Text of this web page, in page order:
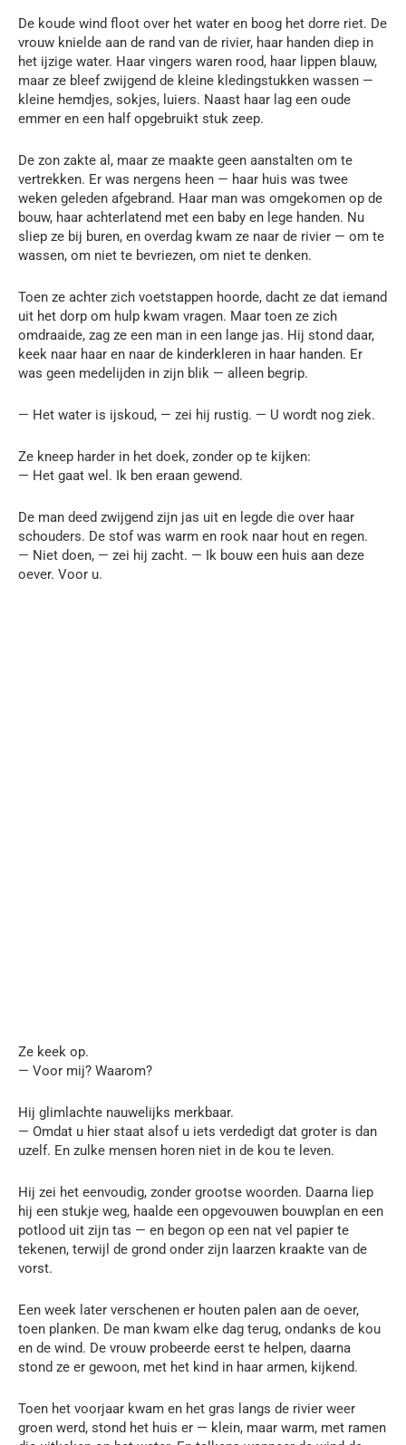
De koude wind floot over het water en boog het dorre riet. De
vrouw knielde aan de rand van de rivier, haar handen diep in
het ijzige water. Haar vingers waren rood, haar lippen blauw,
maar ze bleef zwijgend de kleine kledingstukken wassen —
kleine hemdjes, sokjes, luiers. Naast haar lag een oude
emmer en een half opgebruikt stuk zeep.
De zon zakte al, maar ze maakte geen aanstalten om te
vertrekken. Er was nergens heen — haar huis was twee
weken geleden afgebrand. Haar man was omgekomen op de
bouw, haar achterlatend met een baby en lege handen. Nu
sliep ze bij buren, en overdag kwam ze naar de rivier — om te
wassen, om niet te bevriezen, om niet te denken.
Toen ze achter zich voetstappen hoorde, dacht ze dat iemand
uit het dorp om hulp kwam vragen. Maar toen ze zich
omdraaide, zag ze een man in een lange jas. Hij stond daar,
keek naar haar en naar de kinderkleren in haar handen. Er
was geen medelijden in zijn blik — alleen begrip.
— Het water is ijskoud, — zei hij rustig. — U wordt nog ziek.
Ze kneep harder in het doek, zonder op te kijken:
— Het gaat wel. Ik ben eraan gewend.
De man deed zwijgend zijn jas uit en legde die over haar
schouders. De stof was warm en rook naar hout en regen.
— Niet doen, — zei hij zacht. — Ik bouw een huis aan deze
oever. Voor u.
Ze keek op.
— Voor mij? Waarom?
Hij glimlachte nauwelijks merkbaar.
— Omdat u hier staat alsof u iets verdedigt dat groter is dan
uzelf. En zulke mensen horen niet in de kou te leven.
Hij zei het eenvoudig, zonder grootse woorden. Daarna liep
hij een stukje weg, haalde een opgevouwen bouwplan en een
potlood uit zijn tas — en begon op een nat vel papier te
tekenen, terwijl de grond onder zijn laarzen kraakte van de
vorst.
Een week later verschenen er houten palen aan de oever,
toen planken. De man kwam elke dag terug, ondanks de kou
en de wind. De vrouw probeerde eerst te helpen, daarna
stond ze er gewoon, met het kind in haar armen, kijkend.
Toen het voorjaar kwam en het gras langs de rivier weer
groen werd, stond het huis er — klein, maar warm, met ramen